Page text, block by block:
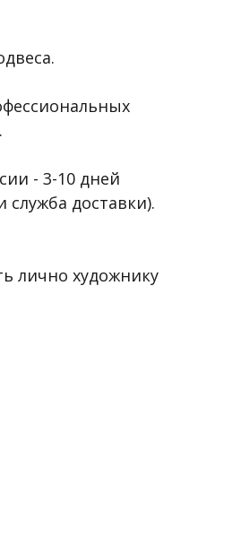
- 3-10 дней
доставки).
лично художнику